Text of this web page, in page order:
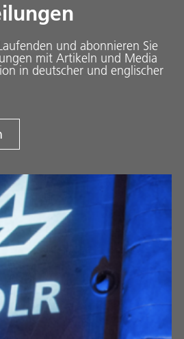
und abonnieren Sie
mit Artikeln und Media
in deutscher und englischer